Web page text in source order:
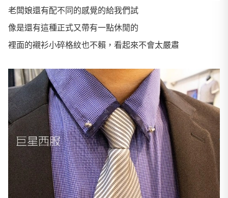
老闆娘還有配不同的感覺的給我們試
像是還有這種正式又帶有一點休閒的
裡面的襯衫小碎格紋也不賴，看起來不會太嚴肅